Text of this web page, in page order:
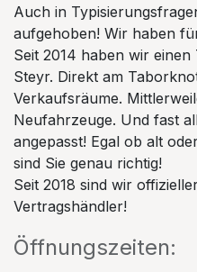
Auch in
aufgehoben! Wir haben
Seit 2014 haben wir
Steyr. Direkt am
Verkaufsräume.
Neufahrzeuge. Und fast
angepasst! Egal ob alt
sind Sie genau richtig!
Seit 2018 sind wir
Vertragshändler!
Öffnungszeiten: